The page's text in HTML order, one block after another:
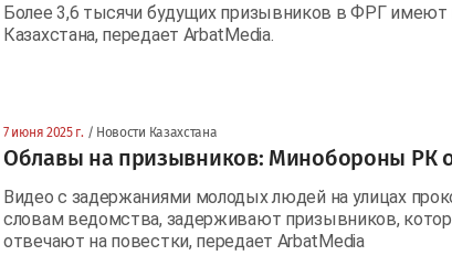
Более 3,6 тысячи будущих призывников в ФРГ имеют
Казахстана, передает ArbatMedia.
7 июня 2025 г. / Новости Казахстана
Облавы на призывников: Минобороны РК
Видео с задержаниями молодых людей на улицах
словам ведомства, задерживают призывников,
отвечают на повестки, передает ArbatMedia